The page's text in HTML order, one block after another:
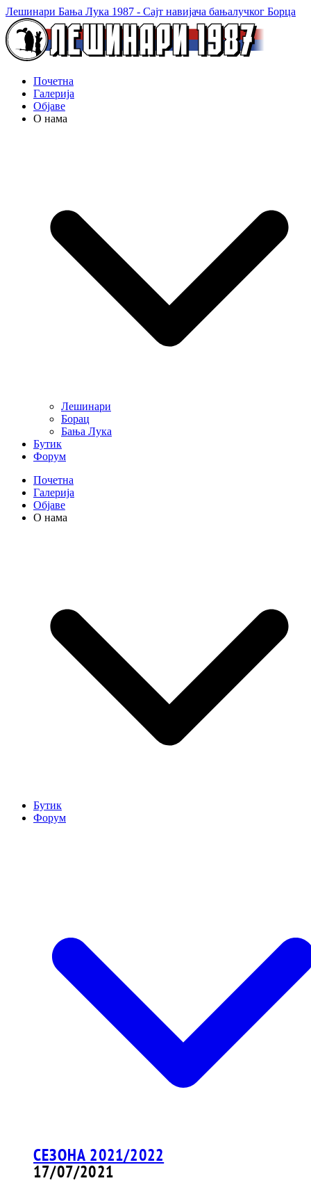
Лешинари Бања Лука 1987 - Сајт навијача бањалучког Борца
Почетна
Галерија
Објаве
О нама
Лешинари
Борац
Бања Лука
Бутик
Форум
Почетна
Галерија
Објаве
О нама
Бутик
Форум
СЕЗОНА 2021/2022
17/07/2021